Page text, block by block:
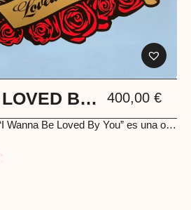
BY
400,00 €
lenguaje street-pop lleno de fuerza y